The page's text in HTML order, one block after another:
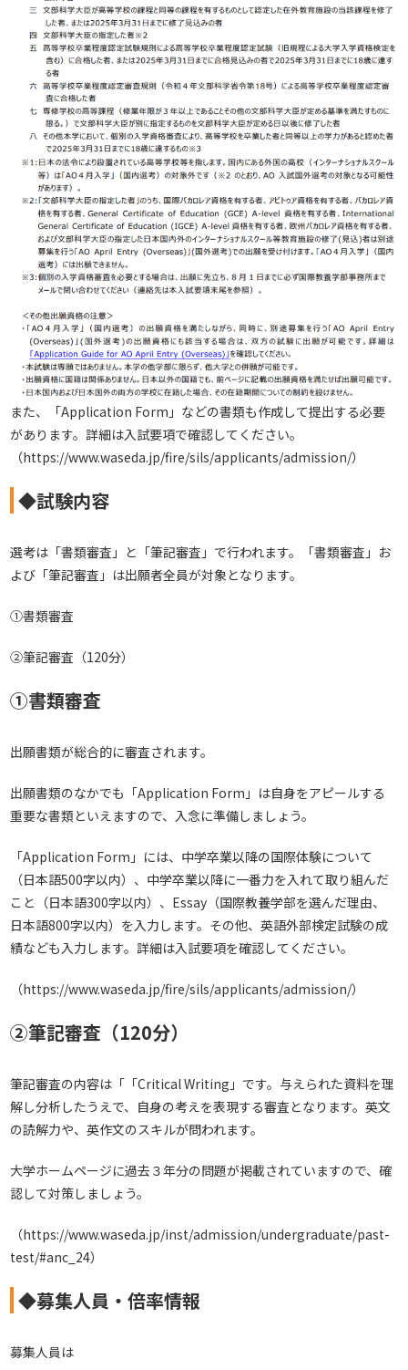
また、「Application Form」などの書類も作成して提出する必要
があります。詳細は入試要項で確認してください。
（https://www.waseda.jp/fire/sils/applicants/admission/）
◆試験内容
選考は「書類審査」と「筆記審査」で行われます。「書類審査」お
よび「筆記審査」は出願者全員が対象となります。
①書類審査
②筆記審査（120分）
①書類審査
出願書類が総合的に審査されます。
出願書類のなかでも「Application Form」は自身をアピールする
重要な書類といえますので、入念に準備しましょう。
「Application Form」には、中学卒業以降の国際体験について
（日本語500字以内）、中学卒業以降に一番力を入れて取り組んだ
こと（日本語300字以内）、Essay（国際教養学部を選んだ理由、
日本語800字以内）を入力します。その他、英語外部検定試験の成
績なども入力します。詳細は入試要項を確認してください。
（https://www.waseda.jp/fire/sils/applicants/admission/）
②筆記審査（120分）
筆記審査の内容は「「Critical Writing」です。与えられた資料を理
解し分析したうえで、自身の考えを表現する審査となります。英文
の読解力や、英作文のスキルが問われます。
大学ホームページに過去３年分の問題が掲載されていますので、確
認して対策しましょう。
（https://www.waseda.jp/inst/admission/undergraduate/past-
test/#anc_24）
◆募集人員・倍率情報
募集人員は